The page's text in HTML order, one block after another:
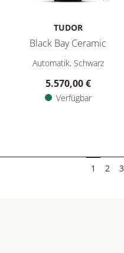
TUDOR
Black Bay Ceramic
TUDOR Black Bay
Automatik, Schwarz
5.570,00 €
Verfügbar
1 2 3